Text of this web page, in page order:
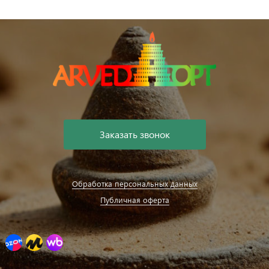
Заказать звонок
Обработка персональных данных
Публичная оферта